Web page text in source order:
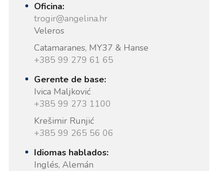
Oficina:
trogir@angelina.hr
Veleros
Catamaranes, MY37 & Hanse
+385 99 279 61 65
Gerente de base:
Ivica Maljković
+385 99 273 1100
Krešimir Runjić
+385 99 265 56 06
Idiomas hablados:
Inglés, Alemán